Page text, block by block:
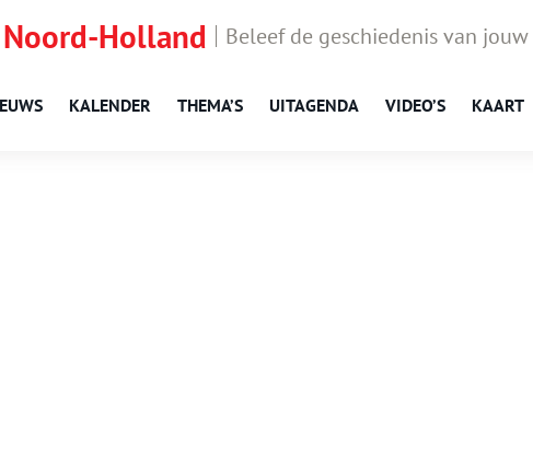
Holland Beleef de geschiedenis van
KALENDER THEMA’S UITAGENDA VIDEO’S KAART